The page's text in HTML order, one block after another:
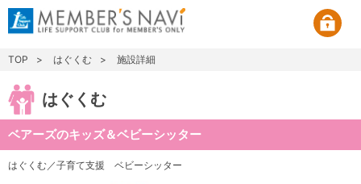
TOP はぐくむ 施設詳細
はぐくむ
ベアーズのキッズ＆ベビーシッター
はぐくむ／子育て支援 ベビーシッター